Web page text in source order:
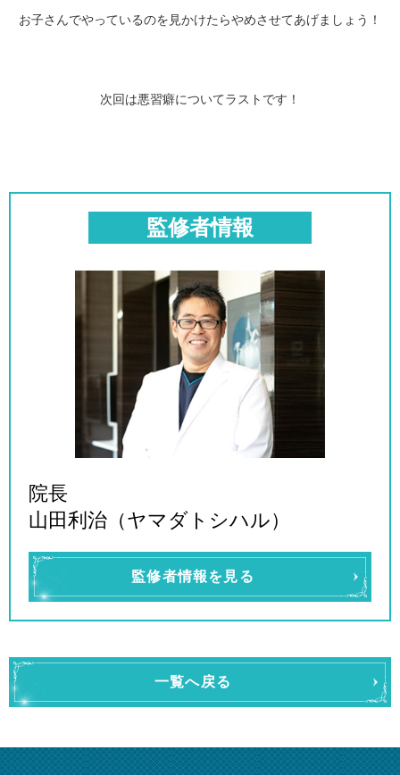
お子さんでやっているのを見かけたらやめさせてあげましょう！
次回は悪習癖についてラストです！
監修者情報
院長
山田利治（ヤマダトシハル）
監修者情報を見る
一覧へ戻る